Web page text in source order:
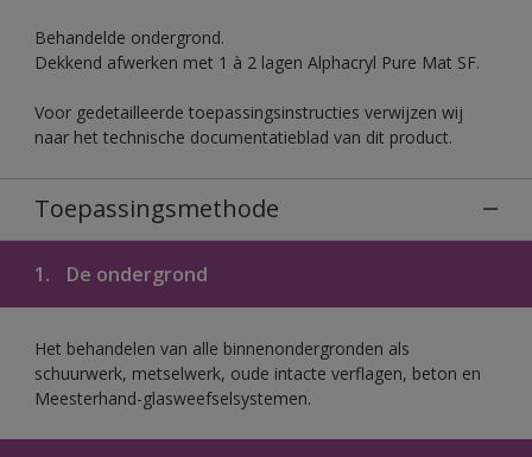
Behandelde ondergrond.
Dekkend afwerken met 1 à 2 lagen Alphacryl Pure Mat SF.
Voor gedetailleerde toepassingsinstructies verwijzen wij
naar het technische documentatieblad van dit product.
Toepassingsmethode
1. De ondergrond
Het behandelen van alle binnenondergronden als
schuurwerk, metselwerk, oude intacte verflagen, beton en
Meesterhand-glasweefselsystemen.